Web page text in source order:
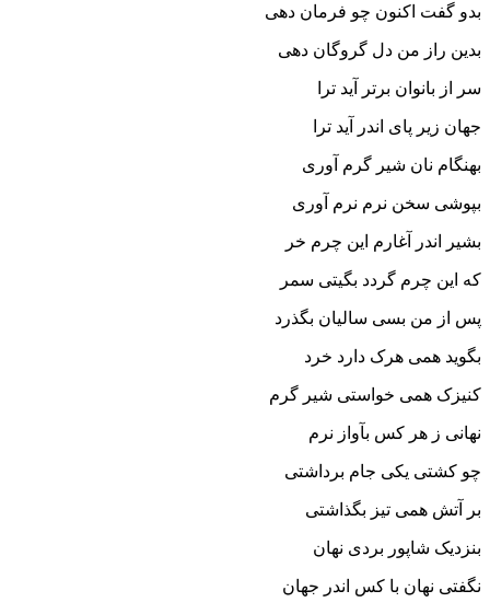
بدو گفت اکنون چو فرمان دهى
بدین راز من دل گروگان دهى‏
سر از بانوان برتر آید ترا
جهان زیر پاى اندر آید ترا
بهنگام نان شیر گرم آورى
بپوشى سخن نرم نرم آورى‏
بشیر اندر آغارم این چرم خر
که این چرم گردد بگیتى سمر
پس از من بسى سالیان بگذرد
بگوید همى هرک دارد خرد
کنیزک همى خواستى شیر گرم
نهانى ز هر کس بآواز نرم‏
چو کشتى یکى جام برداشتى
بر آتش همى تیز بگذاشتى‏
بنزدیک شاپور بردى نهان
نگفتى نهان با کس اندر جهان‏